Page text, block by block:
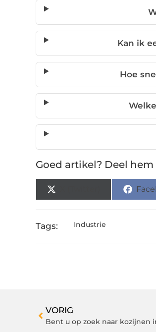
Kan ik
Hoe
Goed artikel? Deel
Tags: Industrie
VORIG
Bent u op zoek naar kozijnen